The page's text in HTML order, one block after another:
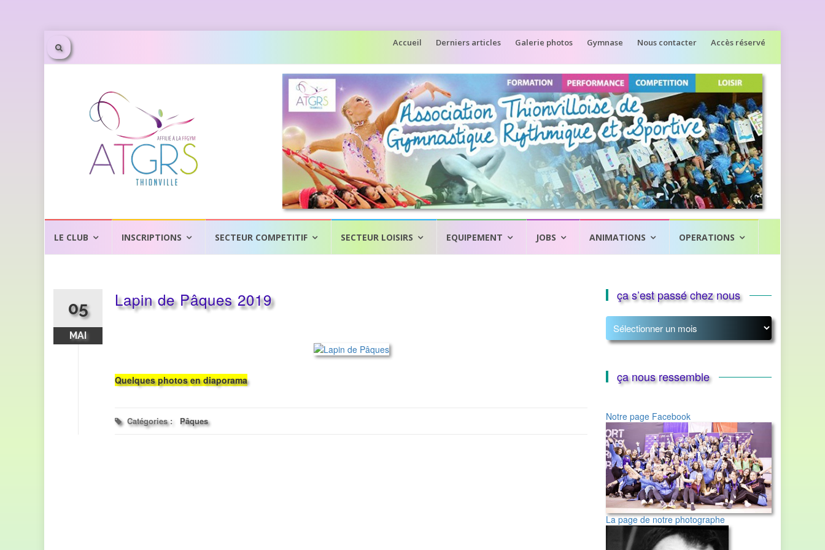
Aller
au
contenu
Accueil Derniers articles Galerie photos Gymnase Nous contacter Accès réservé
LE CLUB INSCRIPTIONS SECTEUR COMPETITIF SECTEUR LOISIRS EQUIPEMENT JOBS ANIMATIONS OPERATIONS
05
MAI
Lapin de Pâques 2019
Quelques photos en diaporama
Catégories : Pâques
ça s’est passé chez nous
ça
s’est
passé
nousça nous ressemble
Notre page Facebook
La page de notre photographe